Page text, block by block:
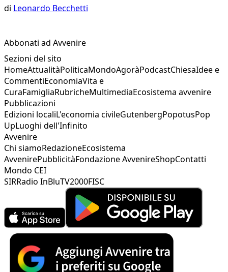
di Leonardo Becchetti
Abbonati ad Avvenire
Sezioni del sito
HomeAttualitàPoliticaMondoAgoràPodcastChiesaIdee e
CommentiEconomiaVita e
CuraFamigliaRubricheMultimediaEcosistema avvenire
Pubblicazioni
Edizioni localiL'economia civileGutenbergPopotusPop
UpLuoghi dell'Infinito
Avvenire
Chi siamoRedazioneEcosistema
AvvenirePubblicitàFondazione AvvenireShopContatti
Mondo CEI
SIRRadio InBluTV2000FISC